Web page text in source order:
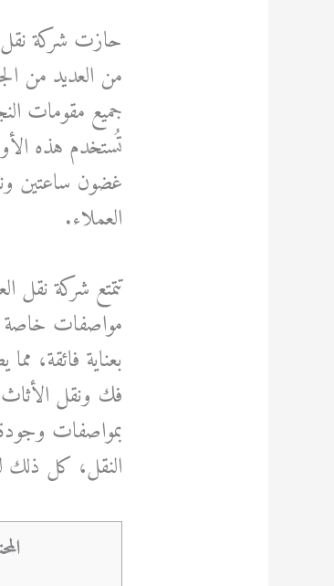
حازت شركة نقل
من العديد من
جميع مقومات
تُستخدم هذه
غضون ساعتين
العملاء.
تتمتع شركة
مواصفات خاصة
بعناية فائقة،
فك ونقل
بمواصفات وجودة
النقل، كل ذلك